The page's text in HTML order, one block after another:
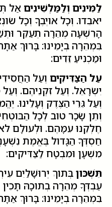
לַמִּינִים וְלַמַּלְשִׁינִים אַל
יאבֵדוּ. וְכָל אויְבֶךָ וְכָל
הָרִשְׁעָה מְהֵרָה תְעַקֵּר
בִּמְהֵרָה בְיָמֵינוּ: בָּרוּךְ
וּמַכְנִיעַ זֵדִים:
עַל הַצַּדִּיקִים וְעַל
יִשְׂרָאֵל. וְעַל זִקְנֵיהֶם.
וְעַל גֵּרֵי הַצֶּדֶק וְעָלֵינוּ.
וְתֵן שָׂכָר טוב לְכָל
חֶלְקֵנוּ עִמָּהֶם. וּלְעולָם
חַסְדְּךָ הַגָּדול בֶּאֱמֶת
מִשְׁעָן וּמִבְטָח לַצַּדִּיקִים:
תִּשְׁכּוןבְּתוךְ יְרוּשָׁלַיִם
עַבְדְּךָ מְהֵרָה בְתוכָהּ תָּכִין
בִּמְהֵרָה בְיָמֵינוּ: בָּרוּךְ